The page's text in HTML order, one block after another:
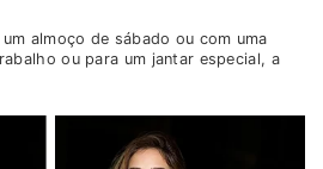
almoço de sábado ou com uma
ou para um jantar especial, a